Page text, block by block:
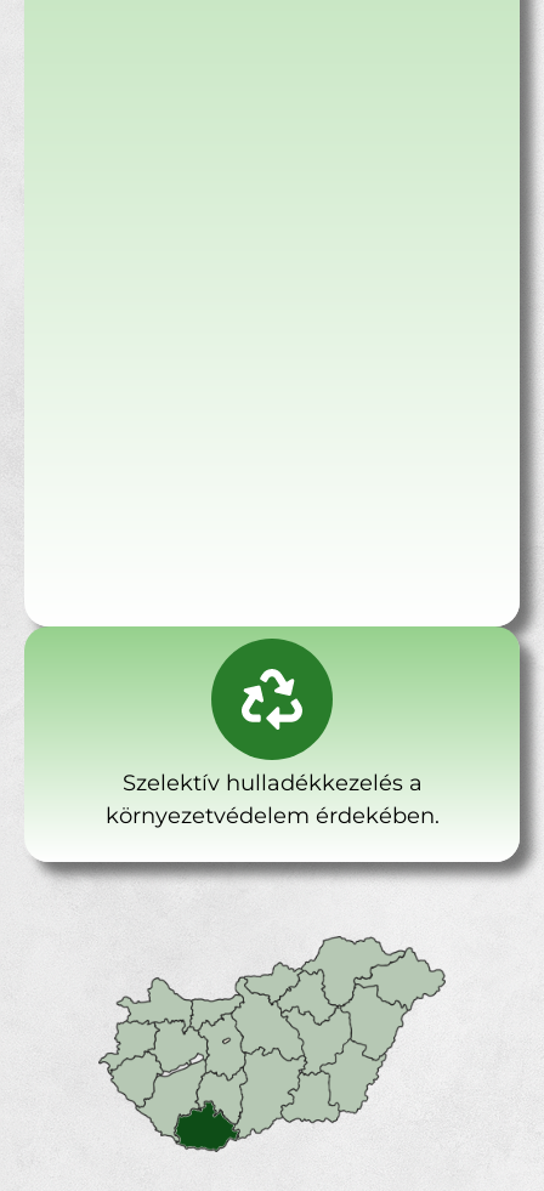
Szelektív hulladékkezelés a
környezetvédelem érdekében.